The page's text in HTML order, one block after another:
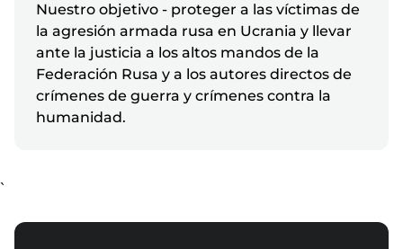
Nuestro objetivo - proteger a las víctimas de
la agresión armada rusa en Ucrania y llevar
ante la justicia a los altos mandos de la
Federación Rusa y a los autores directos de
crímenes de guerra y crímenes contra la
humanidad.
`